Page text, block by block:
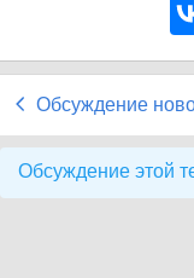
Обсуждение
Обсуждение этой